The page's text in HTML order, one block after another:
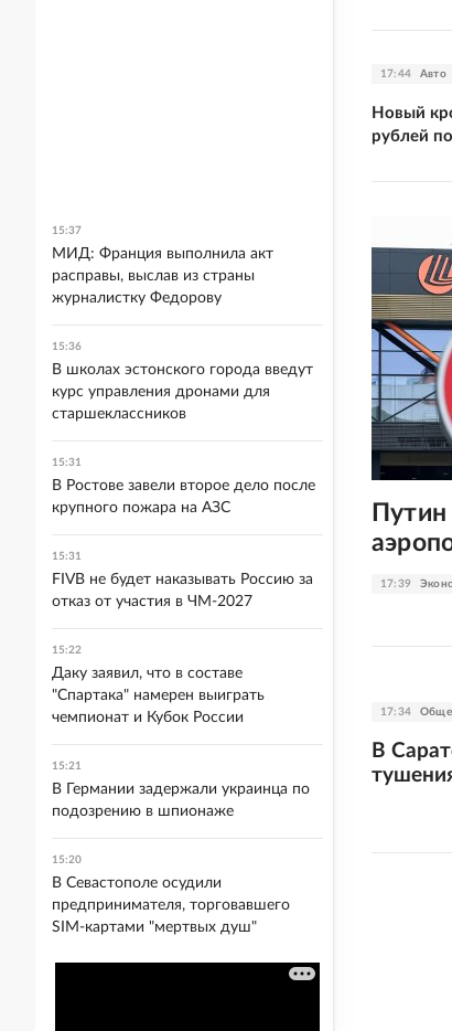
17:44 Авто
Новый
рублей
17:39
17:34
В
15:37
МИД: Франция выполнила акт
расправы, выслав из страны
журналистку Федорову
15:36
В школах эстонского города введут
курс управления дронами для
старшеклассников
15:31
В Ростове завели второе дело после
крупного пожара на АЗС
15:31
FIVB не будет наказывать Россию за
отказ от участия в ЧМ-2027
15:22
Даку заявил, что в составе
"Спартака" намерен выиграть
чемпионат и Кубок России
15:21
В Германии задержали украинца по
подозрению в шпионаже
15:20
В Севастополе осудили
предпринимателя, торговавшего
SIM-картами "мертвых душ"